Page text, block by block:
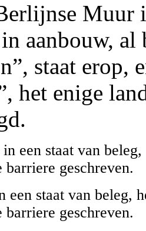
Muur
aanbouw,
staat erop,
het enige
een staat van beleg,
barriere geschreven.